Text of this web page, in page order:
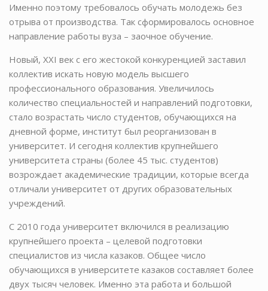
Именно поэтому требовалось обучать молодежь без
отрыва от производства. Так сформировалось основное
направление работы вуза – заочное обучение.
Новый, XXI век с его жестокой конкуренцией заставил
коллектив искать новую модель высшего
профессионального образования. Увеличилось
количество специальностей и направлений подготовки,
стало возрастать число студентов, обучающихся на
дневной форме, институт был реорганизован в
университет. И сегодня коллектив крупнейшего
университета страны (более 45 тыс. студентов)
возрождает академические традиции, которые всегда
отличали университет от других образовательных
учреждений.
С 2010 года университет включился в реализацию
крупнейшего проекта – целевой подготовки
специалистов из числа казаков. Общее число
обучающихся в университете казаков составляет более
двух тысяч человек. Именно эта работа и большой